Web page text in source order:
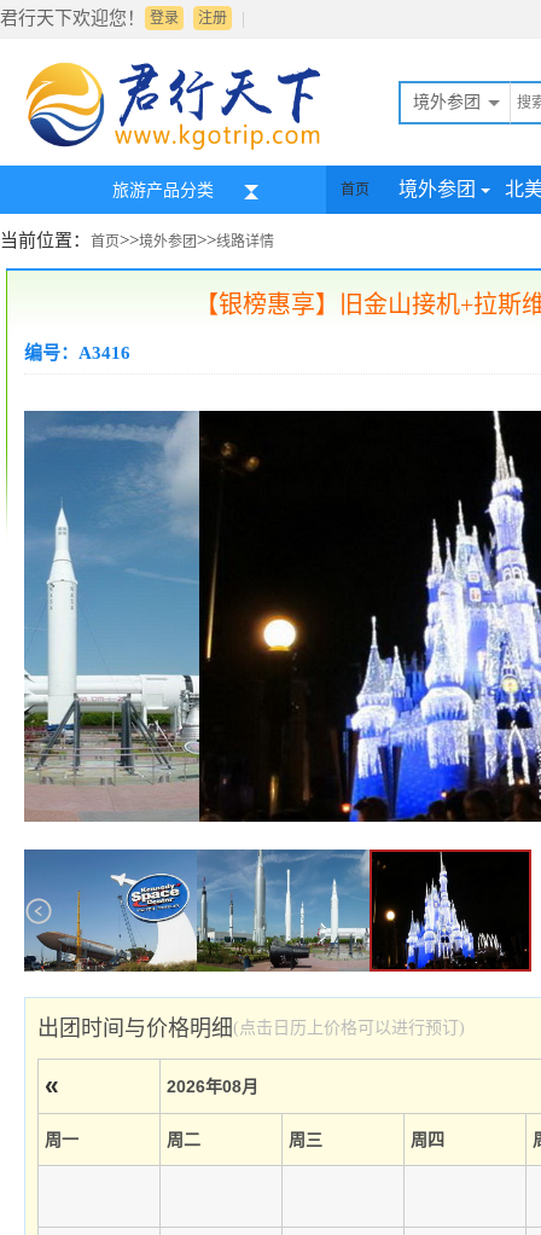
君行天下欢迎您！ 登录 |
注册
境外参团
旅游产品分类 首页 境外参团 北
当前位置： 首页>>境外参团>>线路详情
【银榜惠享】旧金山接机+拉
编号：A3416
出团时间与价格明细(点击日历上价格可以进行预订)
« 2026年08月
周一 周二 周三 周四